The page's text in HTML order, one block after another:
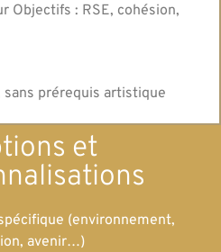
Objectifs : RSE, cohésion,
sans prérequis artistique
et
(environnement,
avenir…)